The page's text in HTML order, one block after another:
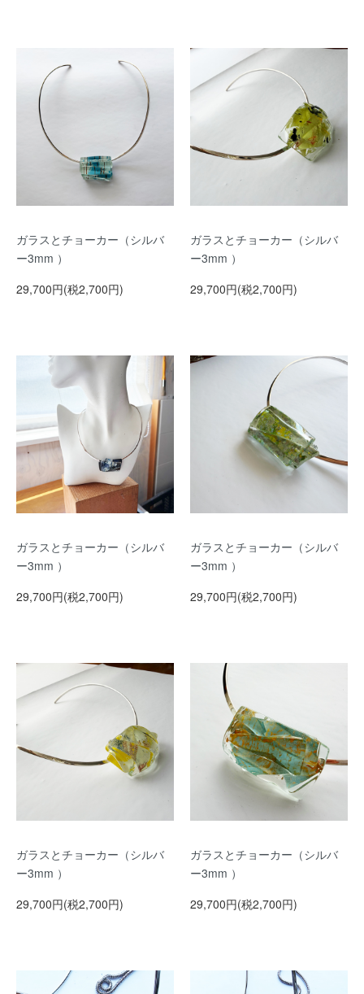
ガラスとチョーカー（シルバ
ー3mm ）
29,700円(税2,700円)
ガラスとチョーカー（シルバ
ー3mm ）
29,700円(税2,700円)
ガラスとチョーカー（シルバ
ー3mm ）
29,700円(税2,700円)
ガラスとチョーカー（シルバ
ー3mm ）
29,700円(税2,700円)
ガラスとチョーカー（シルバ
ー3mm ）
29,700円(税2,700円)
ガラスとチョーカー（シルバ
ー3mm ）
29,700円(税2,700円)